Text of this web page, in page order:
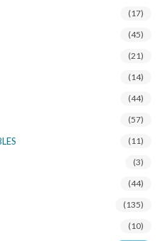
(17)
(45)
(21)
(14)
(44)
(57)
(11)
(3)
(44)
(135)
(10)